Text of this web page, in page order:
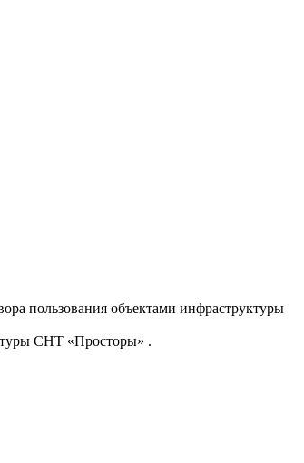
пользования объектами инфраструктуры
СНТ «Просторы» .